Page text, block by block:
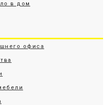
в дом
офиса